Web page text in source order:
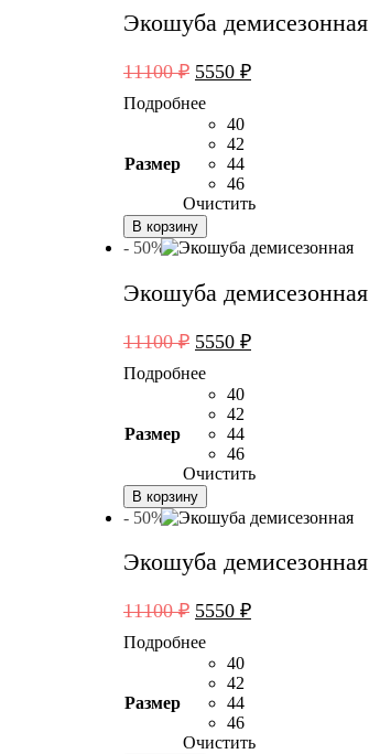
Экошуба демисезонная
11100₽ Первоначальная
составляла
11100 ₽.
5550 ₽Текущая
Подробнее
Размер
40
42
44
46
Очистить
В корзину
- 50%
Экошуба демисезонная
11100₽ Первоначальная
составляла
11100 ₽.
5550 ₽Текущая
Подробнее
Размер
40
42
44
46
Очистить
В корзину
- 50%
Экошуба демисезонная
11100₽ Первоначальная
составляла
11100 ₽.
5550 ₽Текущая
Подробнее
Размер
40
42
44
46
Очистить